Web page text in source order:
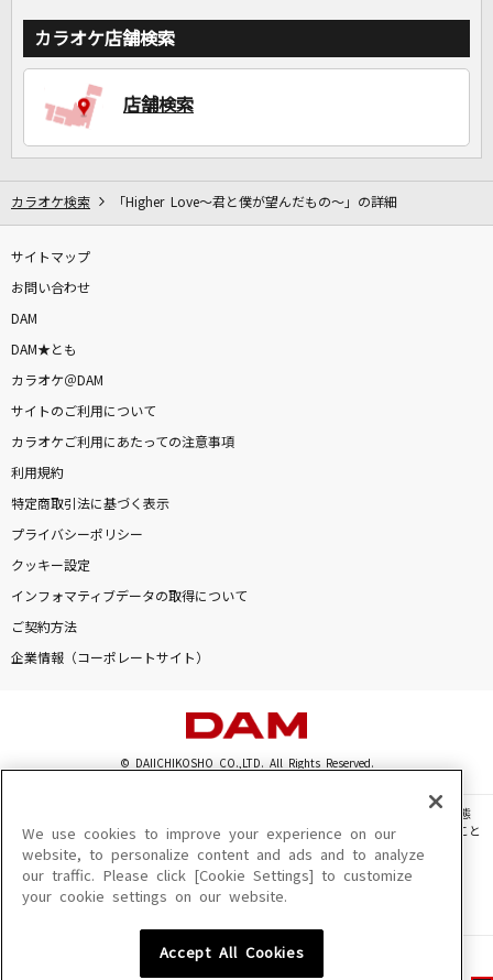
カラオケ店舗検索
店舗検索
カラオケ検索 「Higher Love～君と僕が望んだもの～」の詳細
サイトマップ
お問い合わせ
DAM
DAM★とも
カラオケ＠DAM
サイトのご利用について
カラオケご利用にあたっての注意事項
利用規約
特定商取引法に基づく表示
プライバシーポリシー
クッキー設定
インフォマティブデータの取得について
ご契約方法
企業情報（コーポレートサイト）
© DAIICHIKOSHO CO.,LTD. All Rights Reserved.
このサイトに掲載されている一切の文章・画像・写真・動画・音声等を、手段や形態
を問わず、著作権法の定める範囲を超えて無断で複製、転載、ファイル化などすること
を禁じます。
楽曲及びコンテンツは、機種によりご利用いただけない場合があります。
楽曲及びコンテンツの配信日、配信内容が変更になる場合があります。
We use cookies to improve your experience on our
website, to personalize content and ads and to analyze
our traffic. Please click [Cookie Settings] to customize
your cookie settings on our website.
Accept All Cookies